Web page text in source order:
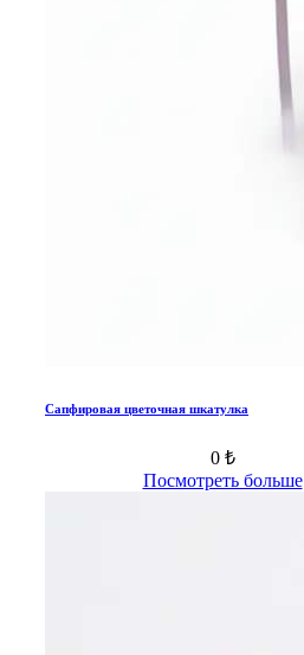
Сапфировая цветочная шкатулка
0 ₺
Посмотреть больше